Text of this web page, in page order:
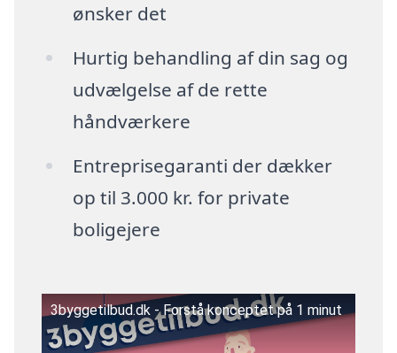
ønsker det
Hurtig behandling af din sag og
udvælgelse af de rette
håndværkere
Entreprisegaranti der dækker
op til 3.000 kr. for private
boligejere
3byggetilbud.dk - Forstå konceptet på 1 minut